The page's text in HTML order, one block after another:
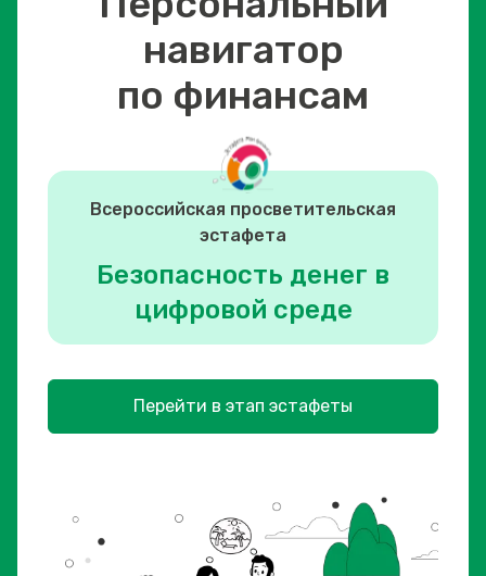
навигатор
по финансам
Всероссийская просветительская
эстафета
Безопасность денег в
цифровой среде
Перейти в этап эстафеты